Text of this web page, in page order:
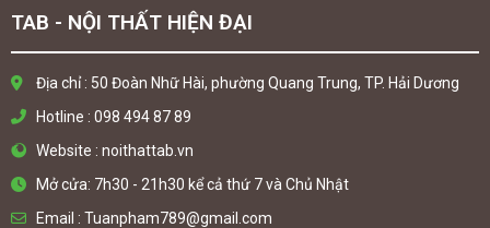
TAB - NỘI THẤT HIỆN ĐẠI
Địa chỉ : 50 Đoàn Nhữ Hài, phường Quang Trung, TP. Hải Dương
Hotline : 098 494 87 89
Website : noithattab.vn
Mở cửa: 7h30 - 21h30 kể cả thứ 7 và Chủ Nhật
Email : Tuanpham789@gmail.com